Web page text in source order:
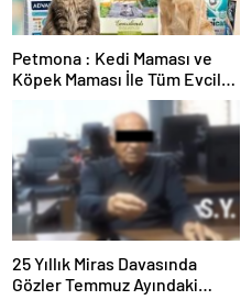
Petmona : Kedi Maması ve
Köpek Maması İle Tüm Evcil
25 Yıllık Miras Davasında
Gözler Temmuz Ayındaki